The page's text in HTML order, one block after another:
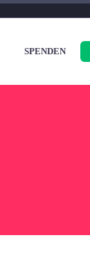
SPENDEN